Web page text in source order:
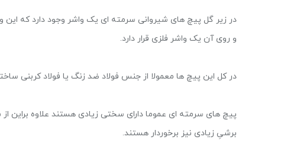
در زیر گل پیچ های شیروانی سرمته ای یک واشر وجود دارد که
و روی آن یک واشر فلزی قرار دارد.
در کل این پیچ ها معمولا از جنس فولاد ضد زنگ یا فولاد کربنی
پیچ های سرمته ای عموما دارای سختی زیادی هستند علاوه
برشیِ زیادی نیز برخوردار هستند.